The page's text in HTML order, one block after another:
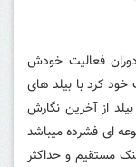
دوران فعالیت خودش
کرد با بیلد های
از آخرین نگارش
ای فشرده میباشد
مستقیم و حداکثر